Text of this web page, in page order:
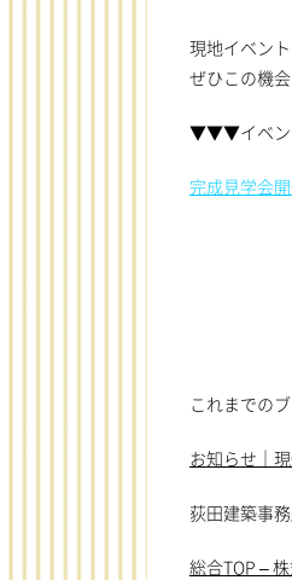
現地イベン
ぜひこの機
▼▼▼イベン
完成見学会
これまでの
お知らせ｜
荻田建築事
総合TOP –